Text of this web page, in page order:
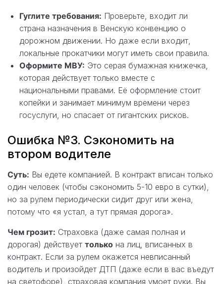
Гуглите требования: Проверьте, входит ли
страна назначения в Венскую конвенцию о
дорожном движении. Но даже если входит,
локальные прокатчики могут иметь свои правила.
Оформите МВУ: Это серая бумажная книжечка,
которая действует только вместе с
национальными правами. Её оформление стоит
копейки и занимает минимум времени через
госуслуги, но спасает от гигантских рисков.
Ошибка №3. Сэкономить на
втором водителе
Суть: Вы едете компанией. В контракт вписан только
один человек (чтобы сэкономить 5-10 евро в сутки),
но за рулем периодически сидит друг или жена,
потому что «я устал, а тут прямая дорога».
Чем грозит: Страховка (даже самая полная и
дорогая) действует только на лиц, вписанных в
контракт. Если за рулем окажется невписанный
водитель и произойдет ДТП (даже если в вас въедут
на светофоре), страховая компания умоет руки. Вы